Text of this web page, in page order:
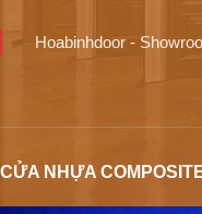
Hoabinhdoor -
CỬA NHỰA